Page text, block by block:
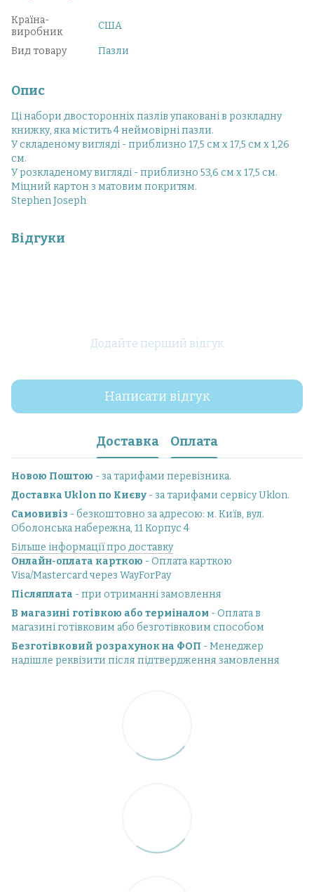
Країна-
виробник
США
Вид товару Пазли
Опис
Ці набори двосторонніх пазлів упаковані в розкладну
книжку, яка містить 4 неймовірні пазли.
У складеному вигляді - приблизно 17,5 см x 17,5 см x 1,26
см.
У розкладеному вигляді - приблизно 53,6 см x 17,5 см.
Міцний картон з матовим покритям.
Stephen Joseph
Відгуки
Додайте перший відгук
Написати відгук
Доставка Оплата
Новою Поштою - за тарифами перевізника.
Доставка Uklon по Києву - за тарифами сервісу Uklon.
Самовивіз - безкоштовно за адресою: м. Київ, вул.
Оболонська набережна, 11 Корпус 4
Більше інформації про доставку
Онлайн-оплата карткою - Оплата карткою
Visa/Mastercard через WayForPay
Післяплата - при отриманні замовлення
В магазині готівкою або терміналом - Оплата в
магазині готівковим або безготівковим способом
Безготівковий розрахунок на ФОП - Менеджер
надішле реквізити після підтвердження замовлення